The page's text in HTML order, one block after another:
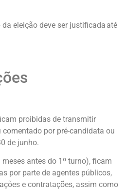
eleição deve ser justificada até
proibidas de transmitir
por pré-candidata ou
de junho.
antes do 1º turno), ficam
por parte de agentes públicos,
e contratações, assim como